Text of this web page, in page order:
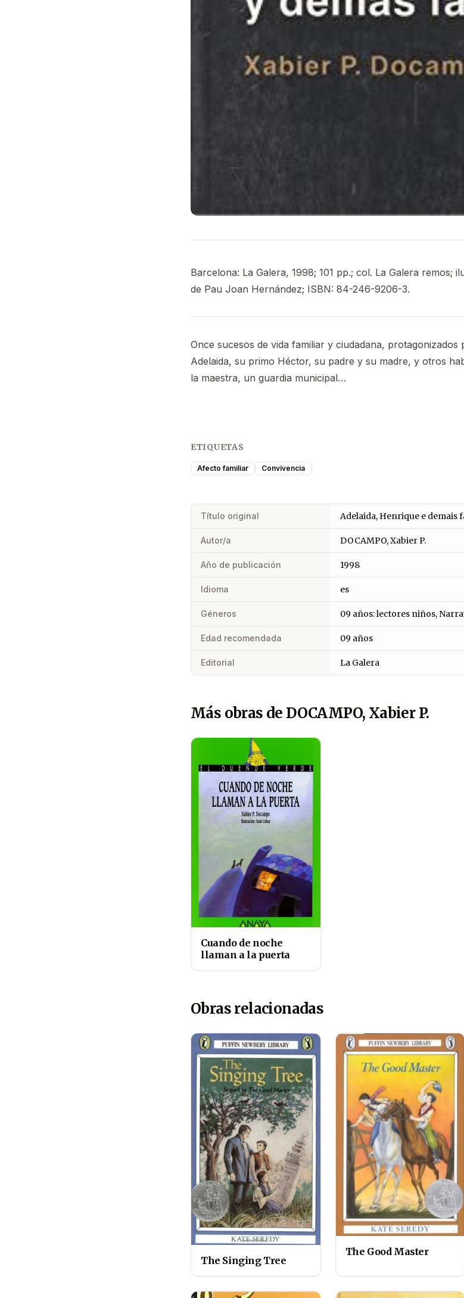
Barcelona: La Galera, 1998; 101 pp.; col. La Galera remos;
de Pau Joan Hernández; ISBN: 84-246-9206-3.
Once sucesos de vida familiar y ciudadana,
Adelaida, su primo Héctor, su padre y su madre, y otros
la maestra, un guardia municipal…
ETIQUETAS
Afecto familiar Convivencia
Título original Adelaida, Henrique e demais
Autor/a DOCAMPO, Xabier P.
Año de publicación 1998
Idioma es
Géneros 09 años: lectores niños,
Edad recomendada 09 años
Editorial La Galera
Más obras de DOCAMPO, Xabier P.
Cuando de noche
llaman a la puerta
Obras relacionadas
The Singing Tree
The Good Master